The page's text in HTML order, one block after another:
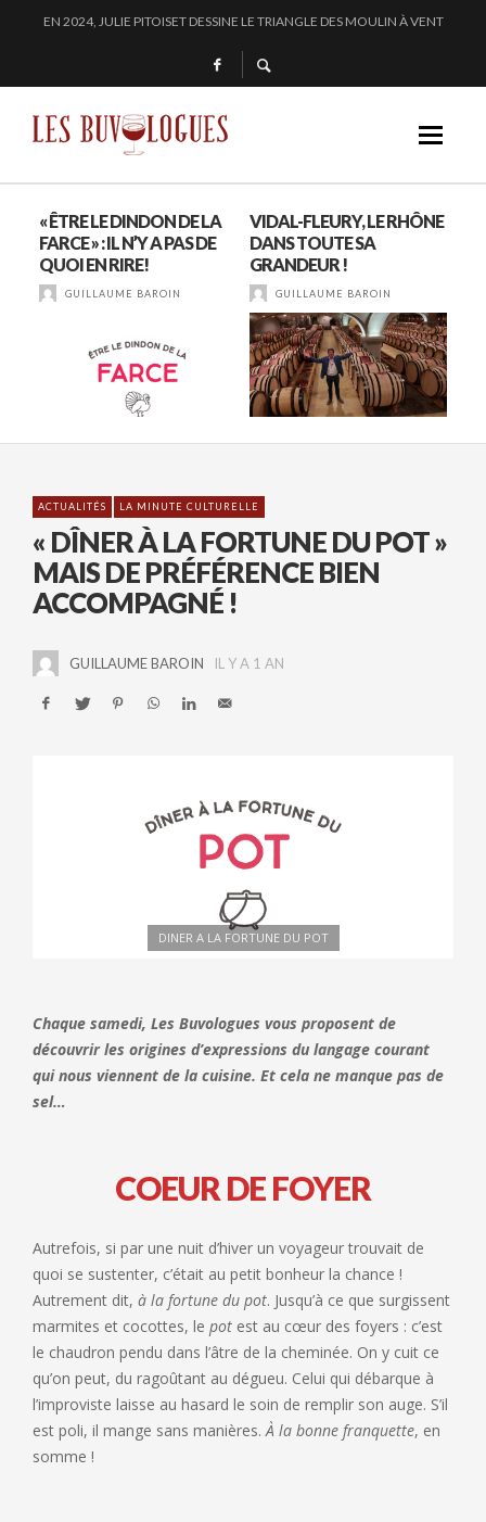
« SECRET D’OCÉAN » : LA MAISON BICHOT REPOUSSE LES FRONTIÈRES DE
SAMUEL BILLAUD FAIT BRILLER 2024
CHEZ DOMINIQUE GRUHIER, C’EST BULLE, BLANC, ROUGE !
« ÊTRE LE DINDON DE LA
FARCE » : IL N’Y A PAS DE
QUOI EN RIRE!
GUILLAUME BAROIN
VIDAL-FLEURY, LE RHÔNE
DANS TOUTE SA
GRANDEUR !
GUILLAUME BAROIN
ACTUALITÉS LA MINUTE CULTURELLE
« DÎNER À LA FORTUNE DU POT »
MAIS DE PRÉFÉRENCE BIEN
ACCOMPAGNÉ !
GUILLAUME BAROIN IL Y A 1 AN
DINER A LA FORTUNE DU POT
Chaque samedi, Les Buvologues vous proposent de
découvrir les origines d’expressions du langage courant
qui nous viennent de la cuisine. Et cela ne manque pas de
sel…
COEUR DE FOYER
Autrefois, si par une nuit d’hiver un voyageur trouvait de
quoi se sustenter, c’était au petit bonheur la chance !
Autrement dit, à la fortune du pot. Jusqu’à ce que surgissent
marmites et cocottes, le pot est au cœur des foyers : c’est
le chaudron pendu dans l’âtre de la cheminée. On y cuit ce
qu’on peut, du ragoûtant au dégueu. Celui qui débarque à
l’improviste laisse au hasard le soin de remplir son auge. S’il
est poli, il mange sans manières.À la bonne franquette, en
somme !